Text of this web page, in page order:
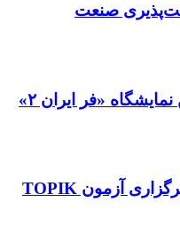
صنعت
تمدید مهلت ثبت‌نام دومین نمایشگاه «فر ایران ۲»
راه‌اندازی رشته کره‌ای و برگزاری آزمون TOPIK